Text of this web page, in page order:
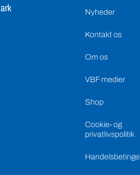
Nyheder
Kontakt os
Om os
VBF medier
Shop
Cookie- og
privatlivspolitik